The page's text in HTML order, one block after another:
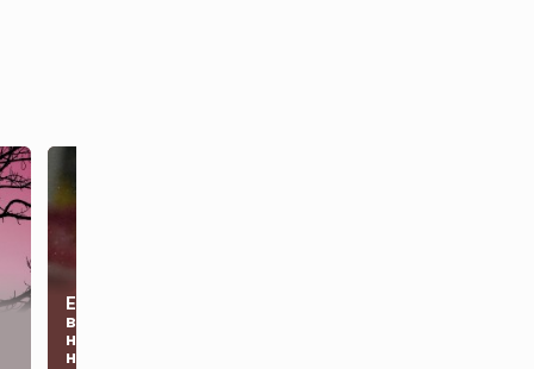
Ерохин оценил
возможное
назначение женщины
на пост главы ФИФА